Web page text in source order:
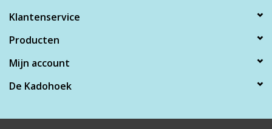
Klantenservice
Producten
Mijn account
De Kadohoek